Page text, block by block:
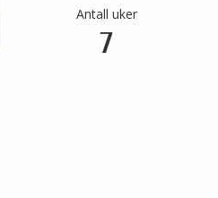
Antall uker
7